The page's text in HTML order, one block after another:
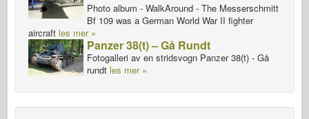
Photo album - WalkAround - The Messerschmitt
Bf 109 was a German World War II fighter
aircraft les mer »
Panzer 38(t) – Gå Rundt
Fotogalleri av en stridsvogn Panzer 38(t) - Gå
rundt les mer »